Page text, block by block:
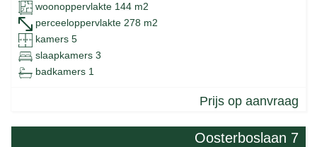
woonoppervlakte 144 m2
perceeloppervlakte 278 m2
kamers 5
slaapkamers 3
badkamers 1
Prijs op aanvraag
Oosterboslaan 7